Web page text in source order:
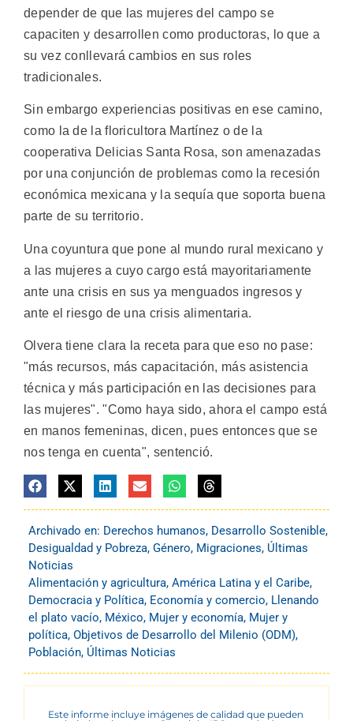
depender de que las mujeres del campo se
capaciten y desarrollen como productoras, lo que a
su vez conllevará cambios en sus roles
tradicionales.
Sin embargo experiencias positivas en ese camino,
como la de la floricultora Martínez o de la
cooperativa Delicias Santa Rosa, son amenazadas
por una conjunción de problemas como la recesión
económica mexicana y la sequía que soporta buena
parte de su territorio.
Una coyuntura que pone al mundo rural mexicano y
a las mujeres a cuyo cargo está mayoritariamente
ante una crisis en sus ya menguados ingresos y
ante el riesgo de una crisis alimentaria.
Olvera tiene clara la receta para que eso no pase:
"más recursos, más capacitación, más asistencia
técnica y más participación en las decisiones para
las mujeres". "Como haya sido, ahora el campo está
en manos femeninas, dicen, pues entonces que se
nos tenga en cuenta", sentenció.
Archivado en: Derechos humanos, Desarrollo Sostenible,
Desigualdad y Pobreza, Género, Migraciones, Últimas
Noticias
Alimentación y agricultura, América Latina y el Caribe,
Democracia y Política, Economía y comercio, Llenando
el plato vacío, México, Mujer y economía, Mujer y
política, Objetivos de Desarrollo del Milenio (ODM),
Población, Últimas Noticias
Este informe incluye imágenes de calidad que pueden